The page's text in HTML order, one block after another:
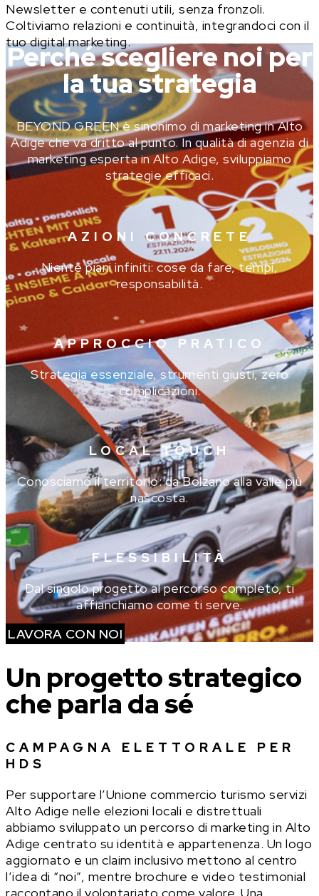
Newsletter e contenuti utili, senza fronzoli.
Coltiviamo relazioni e continuità, integrandoci con il
tuo digital marketing.
Perché scegliere noi per
la tua strategia
BEYOND GREEN è sinonimo di marketing in Alto
Adige che va dritto al punto. In qualità di agenzia di
marketing esperta in Alto Adige, sviluppiamo
strategie efficaci.
AZIONI CONCRETE
Niente piani infiniti: cose da fare, tempi,
responsabilità.
APPROCCIO PRATICO
Strategia essenziale, strumenti giusti, zero
complicazioni.
LOCAL TOUCH
Conosciamo il territorio: da Bolzano alla valle più
nascosta.
FLESSIBILITÀ
Dal singolo progetto al percorso completo, ti
affianchiamo come ti serve.
LAVORA CON NOI
Un progetto strategico
che parla da sé
CAMPAGNA ELETTORALE PER
HDS
Per supportare l’Unione commercio turismo servizi
Alto Adige nelle elezioni locali e distrettuali
abbiamo sviluppato un percorso di marketing in Alto
Adige centrato su identità e appartenenza. Un logo
aggiornato e un claim inclusivo mettono al centro
l’idea di “noi”, mentre brochure e video testimonial
raccontano il volontariato come valore. Una